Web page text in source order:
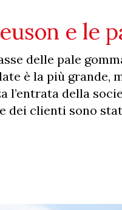
e le
delle pale
è la più grande,
l’entrata della
clienti sono